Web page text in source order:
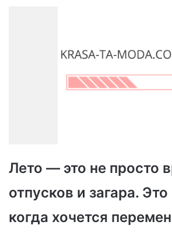
Лето — это не просто
отпусков и загара.
когда хочется